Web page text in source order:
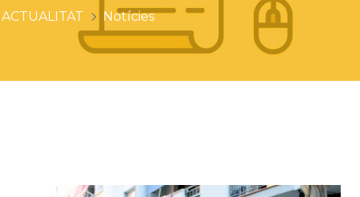
ACTUALITAT Notícies